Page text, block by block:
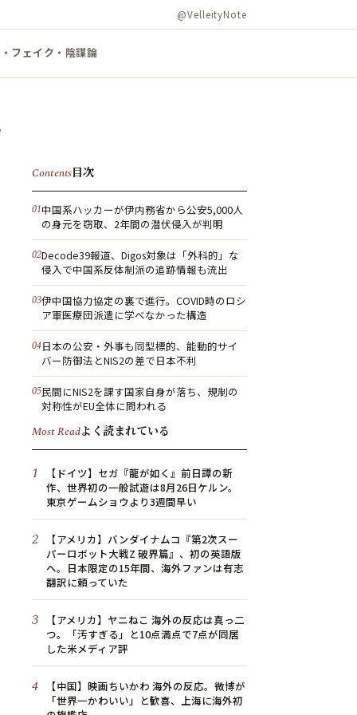
@VelleityNote
フェイク・陰謀論
Contents目次
中国系ハッカーが伊内務省から公安5,000人
の身元を窃取、2年間の潜伏侵入が判明
Decode39報道、Digos対象は「外科的」な
侵入で中国系反体制派の追跡情報も流出
伊中国協力協定の裏で進行。COVID時のロシ
ア軍医療団派遣に学べなかった構造
日本の公安・外事も同型標的、能動的サイ
バー防御法とNIS2の差で日本不利
民間にNIS2を課す国家自身が落ち、規制の
対称性がEU全体に問われる
Most Readよく読まれている
1
【ドイツ】セガ『龍が如く』前日譚の新
作、世界初の一般試遊は8月26日ケルン。
東京ゲームショウより3週間早い
2
【アメリカ】バンダイナムコ『第2次スー
パーロボット大戦Z 破界篇』、初の英語版
へ。日本限定の15年間、海外ファンは有志
翻訳に頼っていた
3
【アメリカ】ヤニねこ 海外の反応は真っ二
つ。「汚すぎる」と10点満点で7点が同居
した米メディア評
4
【中国】映画ちいかわ 海外の反応。微博が
「世界一かわいい」と歓喜、上海に海外初